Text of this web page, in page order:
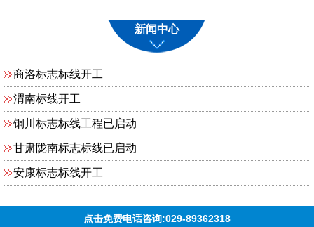
新闻中心
商洛标志标线开工
渭南标线开工
铜川标志标线工程已启动
甘肃陇南标志标线已启动
安康标志标线开工
点击免费电话咨询:029-89362318